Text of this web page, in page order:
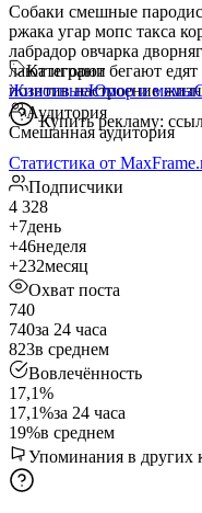
Собаки смешные
ржака угар мопс такса
лабрадор овчарка
лают играют бегают
позитив настроение
Купить рекламу:
Категории
ЖивотныеЮмор и мемы
Аудитория
Смешанная аудитория
Статистика от
Подписчики
4 328
+7день
+46неделя
+232месяц
Охват поста
740
740за 24 часа
823в среднем
Вовлечённость
17,1%
17,1%за 24 часа
19%в среднем
Упоминания в других